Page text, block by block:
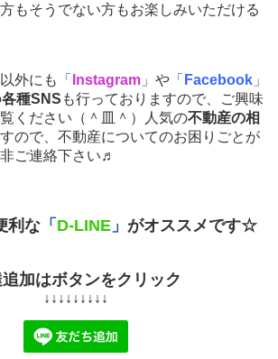
もそうでない方もお楽しみいただける
以外にも 「 Instagram」 や「 Facebook」
各種SNS も行っておりますので、ご興味
ください（＾皿＾）人気の不動産の相
ので、不動産についてのお困りごとが
ご連絡下さい♬
利な 「 D-LINE 」 がオススメです☆
加はボタンをクリック
↓↓↓↓↓↓↓↓↓